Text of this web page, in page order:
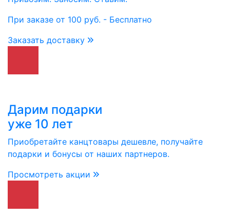
При заказе от 100 руб. - Бесплатно
Заказать доставку
Дарим подарки
уже 10 лет
Приобретайте канцтовары дешевле, получайте
подарки и бонусы от наших партнеров.
Просмотреть акции